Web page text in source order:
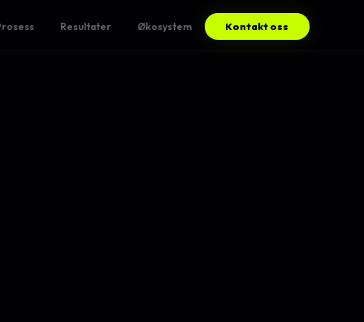
Resultater Økosystem Kontakt oss